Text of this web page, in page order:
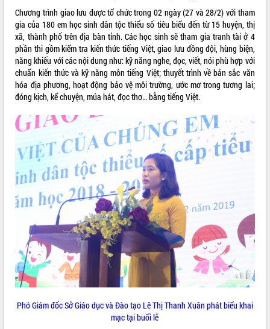
VIDEO
Loading the player...
Trailer Lễ hội Sầu riêng Đắk Lắk năm
Khám bệnh, cấp phát thuốc miễn phí
và tặng quà người dân xã Cư Pui
Hội nghị UBND tỉnh Đắk Lắk thường kỳ
tháng 7/2026
Lễ truy tặng danh hiệu “Bà Mẹ Việt
Nam Anh hùng” và trao Huân chương
ALBUM ẢNH
Chương trình giao lưu được tổ chức trong 02 ngày (27 và 28/2) với tham
gia của 180 em học sinh dân tộc thiểu số tiêu biểu đến từ 15 huyện, thị
xã, thành phố trên địa bàn tỉnh. Các học sinh sẽ tham gia tranh tài ở 4
phần thi gồm kiểm tra kiến thức tiếng Việt, giao lưu đồng đội, hùng biện,
năng khiếu với các nội dung như: kỹ năng nghe, đọc, viết, nói phù hợp với
chuẩn kiến thức và kỹ năng môn tiếng Việt; thuyết trình về bản sắc văn
hóa địa phương, hoạt động bảo vệ môi trường, ước mơ trong tương lai;
đóng kịch, kể chuyện, múa hát, đọc thơ… bằng tiếng Việt.
Phó Giám đốc Sở Giáo dục và Đào tạo Lê Thị Thanh Xuân phát biểu khai
mạc tại buổi lễ